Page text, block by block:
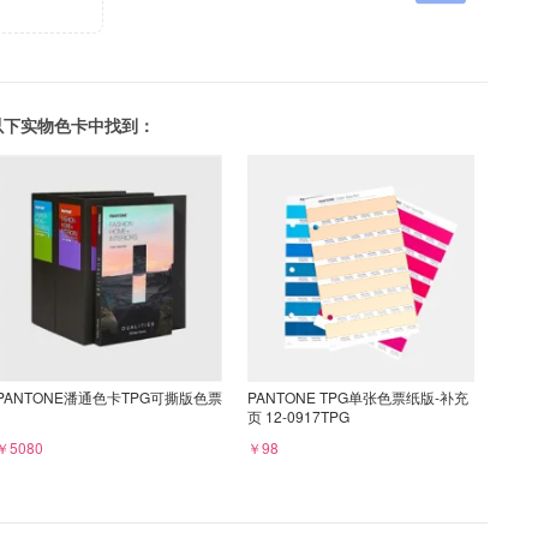
实物色卡中找到：
潘通色卡TPG可撕版色票
5080
PANTONE TPG单张色票纸版-补充
页 12-0917TPG
￥98